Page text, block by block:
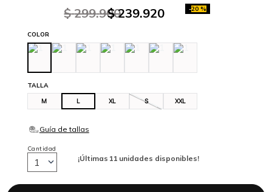
$ 299.900
$ 239.920 -20 %
TALLA
M L XL S XXL
COLOR
¡Últimas 11 unidades disponibles!
Cantidad
1